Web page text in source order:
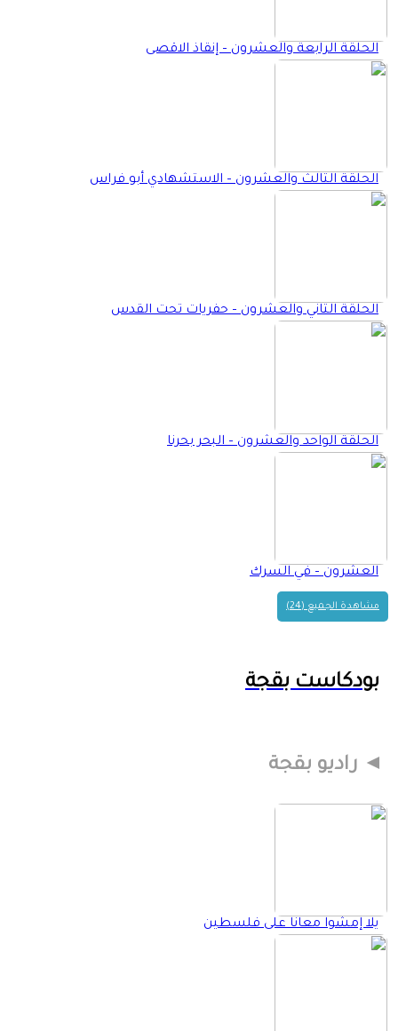
الحلقة الرابعة والعشرون – إنقاذ الاقصى
الحلقة الثالث والعشرون – الاستشهادي أبو فراس
الحلقة الثاني والعشرون – حفريات تحت القدس
الحلقة الواحد والعشرون – البحر بحرنا
العشرون – في السرك
مشاهدة الجميع (24)
بودكاست بقجة
راديو بقجة
يلا إمشوا معانا على فلسطين